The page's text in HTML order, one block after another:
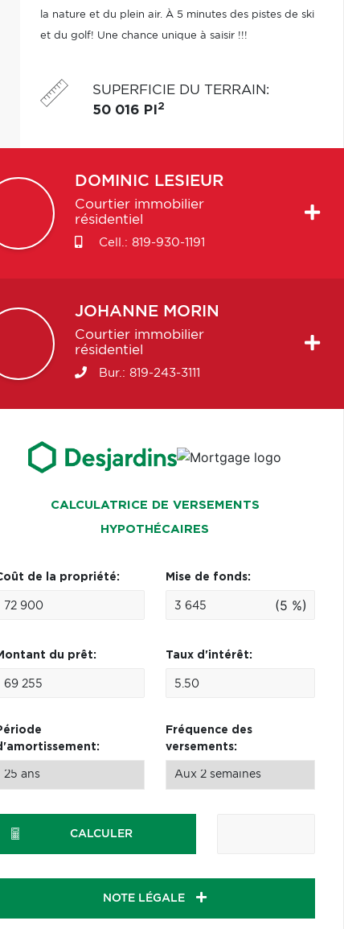
la nature et du plein air. À 5 minutes des pistes de ski
et du golf! Une chance unique à saisir !!!
SUPERFICIE DU TERRAIN:
50 016 PI 2
DOMINIC LESIEUR
Courtier immobilier
résidentiel
Cell.: 819-930-1191
JOHANNE MORIN
Courtier immobilier
résidentiel
Bur.: 819-243-3111
CALCULATRICE DE VERSEMENTS
HYPOTHÉCAIRES
de la propriété: Mise de fonds:
(5 %)
du prêt: Taux d'intérêt:
Fréquence des
versements:
CALCULER
NOTE LÉGALE